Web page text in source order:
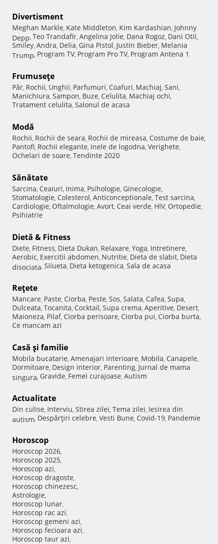
Divertisment
Meghan Markle, Kate Middleton, Kim Kardashian, Johnny
Depp, Teo Trandafir, Angelina Jolie, Dana Rogoz, Dani Otil,
Smiley, Andra, Delia, Gina Pistol, Justin Bieber, Melania
Trump, Program TV, Program Pro TV, Program Antena 1
Frumuseţe
Păr, Rochii, Unghii, Parfumuri, Coafuri, Machiaj, Sani,
Manichiura, Sampon, Buze, Celulita, Machiaj ochi,
Tratament celulita, Salonul de acasa
Modă
Rochii, Rochii de seara, Rochii de mireasa, Costume de baie,
Pantofi, Rochii elegante, Inele de logodna, Verighete,
Ochelari de soare, Tendinte 2020
Sănătate
Sarcina, Ceaiuri, Inima, Psihologie, Ginecologie,
Stomatologie, Colesterol, Anticonceptionale, Test sarcina,
Cardiologie, Oftalmologie, Avort, Ceai verde, HIV, Ortopedie,
Psihiatrie
Dietă & Fitness
Diete, Fitness, Dieta Dukan, Relaxare, Yoga, Intretinere,
Aerobic, Exercitii abdomen, Nutritie, Dieta de slabit, Dieta
disociata, Silueta, Dieta ketogenica, Sala de acasa
Reţete
Mancare, Paste, Ciorba, Peste, Sos, Salata, Cafea, Supa,
Dulceata, Tocanita, Cocktail, Supa crema, Aperitive, Desert,
Maioneza, Pilaf, Ciorba perisoare, Ciorba pui, Ciorba burta,
Ce mancam azi
Casă şi familie
Mobila bucatarie, Amenajari interioare, Mobila, Canapele,
Dormitoare, Design interior, Parenting, Jurnal de mama
singura, Gravide, Femei curajoase, Autism
Actualitate
Din culise, Interviu, Stirea zilei, Tema zilei, Iesirea din
autism, Despărţiri celebre, Vesti Bune, Covid-19, Pandemie
Horoscop
Horoscop 2026,
Horoscop 2025,
Horoscop azi,
Horoscop dragoste,
Horoscop chinezesc,
Astrologie,
Horoscop lunar,
Horoscop rac azi,
Horoscop gemeni azi,
Horoscop fecioara azi,
Horoscop taur azi,